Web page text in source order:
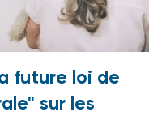
future loi de
sur les